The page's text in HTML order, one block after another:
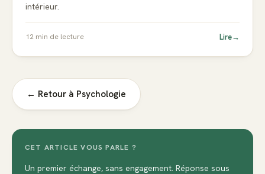
intérieur.
12 min de lecture Lire→
← Retour à Psychologie
CET ARTICLE VOUS PARLE ?
Un premier échange, sans engagement. Réponse sous